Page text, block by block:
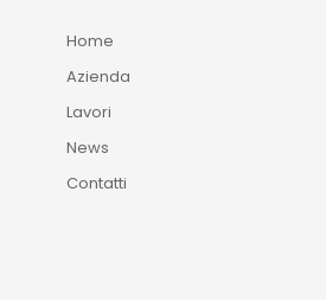
Home
Azienda
Lavori
News
Contatti